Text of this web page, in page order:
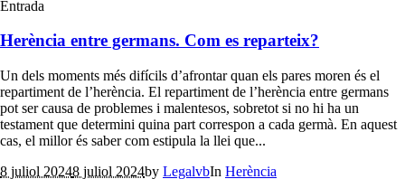
Entrada
Herència entre germans. Com es reparteix?
Un dels moments més difícils d’afrontar quan els pares moren és el
repartiment de l’herència. El repartiment de l’herència entre germans
pot ser causa de problemes i malentesos, sobretot si no hi ha un
testament que determini quina part correspon a cada germà. En aquest
cas, el millor és saber com estipula la llei que...
8 juliol 20248 juliol 2024by LegalvbIn Herència